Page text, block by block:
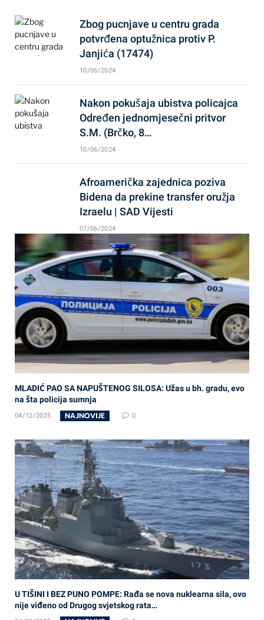
Zbog pucnjave u centru grada
potvrđena optužnica protiv P.
Janjića (17474)
10/06/2024
Nakon pokušaja ubistva policajca
Određen jednomjesečni pritvor
S.M. (Brčko, 8…
10/06/2024
Afroamerička zajednica poziva
Bidena da prekine transfer oružja
Izraelu | SAD Vijesti
07/06/2024
MLADIĆ PAO SA NAPUŠTENOG SILOSA: Užas u bh. gradu, evo
na šta policija sumnja
04/12/2025 NAJNOVIJE 0
U TIŠINI I BEZ PUNO POMPE: Rađa se nova nuklearna sila, ovo
nije viđeno od Drugog svjetskog rata…